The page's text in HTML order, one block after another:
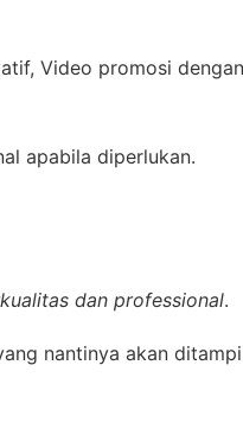
Video promosi dengan
apabila diperlukan.
dan professional.
nantinya akan